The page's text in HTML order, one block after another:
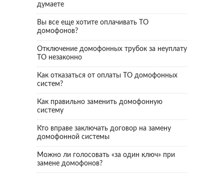
думаете
Вы все еще хотите оплачивать ТО
домофонов?
Отключение домофонных трубок за неуплату
ТО незаконно
Как отказаться от оплаты ТО домофонных
систем?
Как правильно заменить домофонную
систему
Кто вправе заключать договор на замену
домофонной системы
Можно ли голосовать «за один ключ» при
замене домофонов?